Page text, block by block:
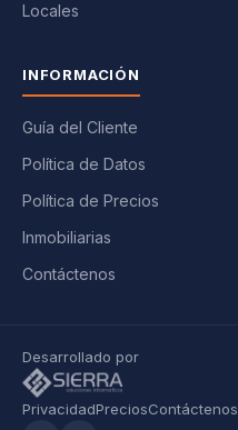
Locales
INFORMACIÓN
Guía del Cliente
Política de Datos
Política de Precios
Inmobiliarias
Contáctenos
Desarrollado por
PrivacidadPreciosContáctenos